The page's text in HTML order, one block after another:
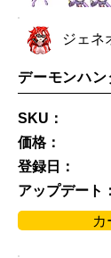
ジェネ
デーモンハ
SKU：
価格：
登録日：
アップデート：